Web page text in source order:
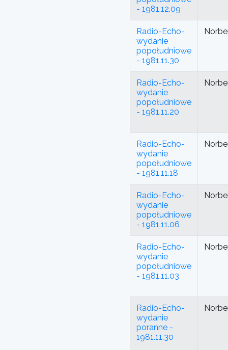
- 1981.12.09
Radio-Echo-
wydanie
popołudniowe
- 1981.11.30
Radio-Echo-
wydanie
popołudniowe
- 1981.11.20
Radio-Echo-
wydanie
popołudniowe
- 1981.11.18
Radio-Echo-
wydanie
popołudniowe
- 1981.11.06
Radio-Echo-
wydanie
popołudniowe
- 1981.11.03
Radio-Echo-
wydanie
poranne -
1981.11.30